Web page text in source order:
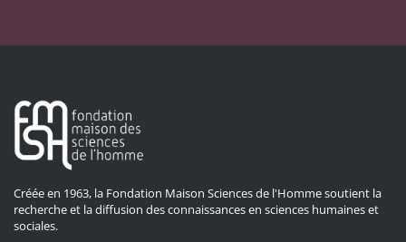
Créée en 1963, la Fondation Maison Sciences de l'Homme soutient la
recherche et la diffusion des connaissances en sciences humaines et
sociales.